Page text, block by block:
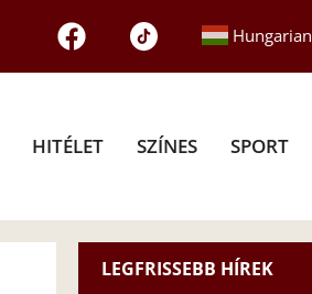
Hungarian
HITÉLET SZÍNES SPORT
LEGFRISSEBB HÍREK